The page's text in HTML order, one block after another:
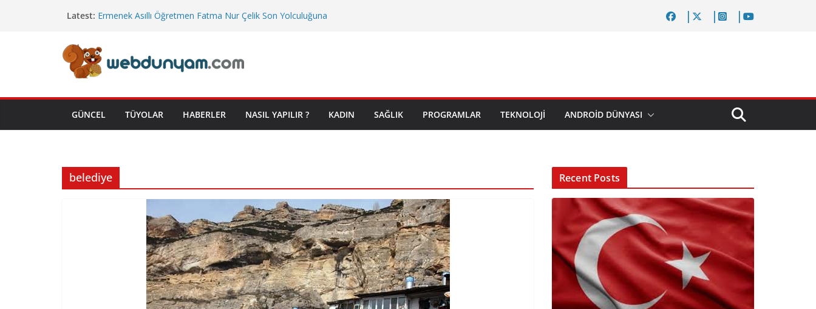
Latest: Ermenek Asıllı Öğretmen Fatma Nur Çelik Son Yolculuğuna
Cuma Hutbesi
Emekli İkramiye Tutarları
Yeni Yargı Paketi
GÜNCEL TÜYOLAR HABERLER NASIL YAPILIR ? KADIN SAĞLIK PROGRAMLAR TEKNOLOJI ANDROID DÜNYASI
belediye Recent Posts